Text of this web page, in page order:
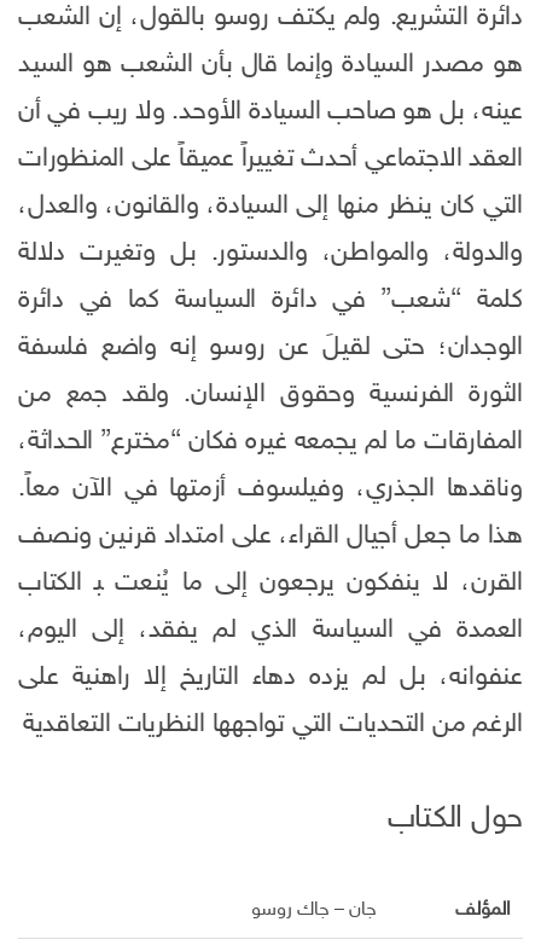
دائرة التشريع. ولم يكتف روسو بالقول، إن الشعب
هو مصدر السيادة وإنما قال بأن الشعب هو السيد
عينه، بل هو صاحب السيادة الأوحد. ولا ريب في أن
العقد الاجتماعي أحدث تغييراً عميقاً على المنظورات
التي كان ينظر منها إلى السيادة، والقانون، والعدل،
والدولة، والمواطن، والدستور. بل وتغيرت دلالة
كلمة “شعب” في دائرة السياسة كما في دائرة
الوجدان؛ حتى لقيلَ عن روسو إنه واضع فلسفة
الثورة الفرنسية وحقوق الإنسان. ولقد جمع من
المفارقات ما لم يجمعه غيره فكان “مخترع” الحداثة،
وناقدها الجذري، وفيلسوف أزمتها في الآن معاً.
هذا ما جعل أجيال القراء، على امتداد قرنين ونصف
القرن، لا ينفكون يرجعون إلى ما يُنعت ﺒ الكتاب
العمدة في السياسة الذي لم يفقد، إلى اليوم،
عنفوانه، بل لم يزده دهاء التاريخ إلا راهنية على
الرغم من التحديات التي تواجهها النظريات التعاقدية
حول الكتاب
المؤلف جان – جاك روسو